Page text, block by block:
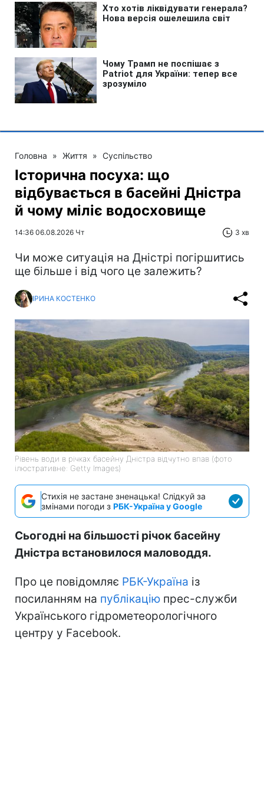
Головна » Життя » Суспільство
Історична посуха: що
відбувається в басейні Дністра
й чому міліє водосховище
14:36 06.08.2026 Чт 3 хв
Чи може ситуація на Дністрі погіршитись
ще більше і від чого це залежить?
ІРИНА КОСТЕНКО
Рівень води в річках басейну Дністра відчутно впав (фото
ілюстративне: Getty Images)
Стихія не застане зненацька! Слідкуй за
змінами погоди з РБК-Україна у Google
Сьогодні на більшості річок басейну
Дністра встановилося маловоддя.
Про це повідомляє РБК-Україна із
посиланням на публікацію прес-служби
Українського гідрометеорологічного
центру у Facebook.